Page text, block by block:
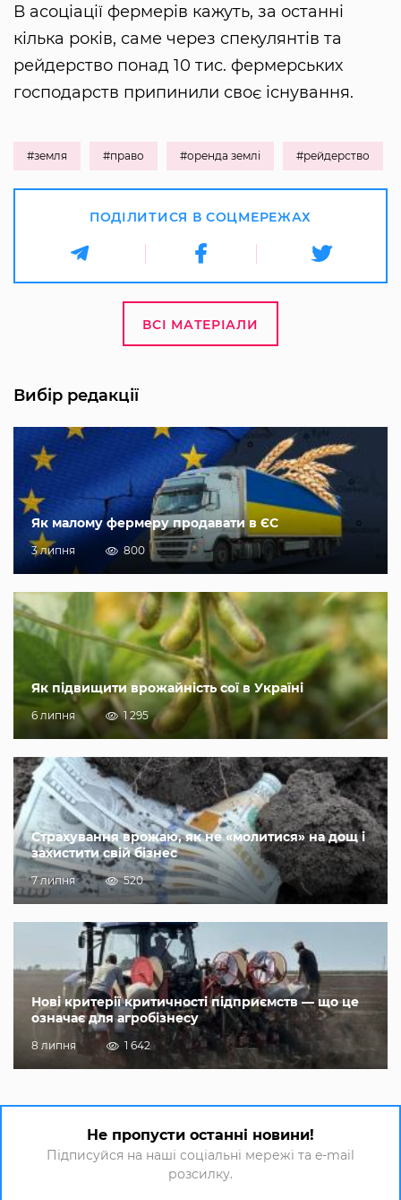
В асоціації фермерів кажуть, за останні
кілька років, саме через спекулянтів та
рейдерство понад 10 тис. фермерських
господарств припинили своє існування.
#земля #право #оренда землі #рейдерство
ПОДІЛИТИСЯ В СОЦМЕРЕЖАХ
ВСІ МАТЕРІАЛИ
Вибір редакції
Як малому фермеру продавати в ЄС
3 липня 800
Як підвищити врожайність сої в Україні
6 липня 1 295
Страхування врожаю, як не «молитися» на дощ і
захистити свій бізнес
7 липня 520
Нові критерії критичності підприємств — що це
означає для агробізнесу
8 липня 1 642
Не пропусти останні новини!
Підписуйся на наші соціальні мережі та e-mail
розсилку.